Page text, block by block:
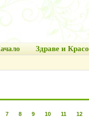
Здраве и
7 8 9 10 11 12